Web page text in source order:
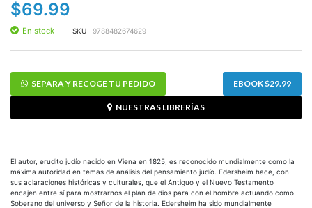
$69.99
En stock SKU 9788482674629
SEPARA Y RECOGE TU PEDIDO EBOOK $29.99
NUESTRAS LIBRERÍAS
El autor, erudito judío nacido en Viena en 1825, es reconocido mundialmente como la
máxima autoridad en temas de análisis del pensamiento judío. Edersheim hace, con
sus aclaraciones históricas y culturales, que el Antiguo y el Nuevo Testamento
encajen entre sí para mostrarnos el plan de dios para con el hombre actuando como
Soberano del universo y Señor de la historia. Edersheim ha sido mundialmente